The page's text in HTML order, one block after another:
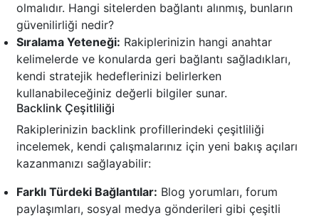
olmalıdır. Hangi sitelerden bağlantı alınmış, bunların
güvenilirliği nedir?
Sıralama Yeteneği: Rakiplerinizin hangi anahtar
kelimelerde ve konularda geri bağlantı sağladıkları,
kendi stratejik hedeflerinizi belirlerken
kullanabileceğiniz değerli bilgiler sunar.
Backlink Çeşitliliği
Rakiplerinizin backlink profillerindeki çeşitliliği
incelemek, kendi çalışmalarınız için yeni bakış açıları
kazanmanızı sağlayabilir:
Farklı Türdeki Bağlantılar: Blog yorumları, forum
paylaşımları, sosyal medya gönderileri gibi çeşitli